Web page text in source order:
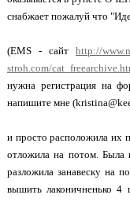
снабжает пожалуй что
(EMS - сайт http://
stroh.com/
нужна регистрация на
напишите мне
и просто расположила их
отложила на потом. Была
разложила занавеску на
вышить лаконичненько 4